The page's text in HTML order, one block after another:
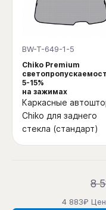
BW-T-649-1-5
Chiko Premium
5-15%
на зажимах
Каркасные
Chiko для заднего
стекла (стандарт)
8
4 883₽